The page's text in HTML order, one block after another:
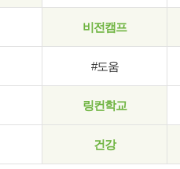
비전캠프
#도움
링컨학교
건강